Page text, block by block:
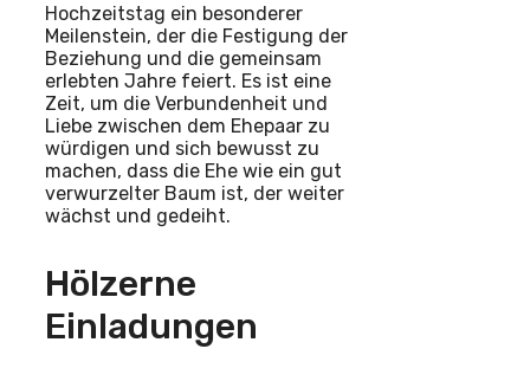
Hochzeitstag ein besonderer
Meilenstein, der die Festigung der
Beziehung und die gemeinsam
erlebten Jahre feiert. Es ist eine
Zeit, um die Verbundenheit und
Liebe zwischen dem Ehepaar zu
würdigen und sich bewusst zu
machen, dass die Ehe wie ein gut
verwurzelter Baum ist, der weiter
wächst und gedeiht.
Hölzerne
Einladungen